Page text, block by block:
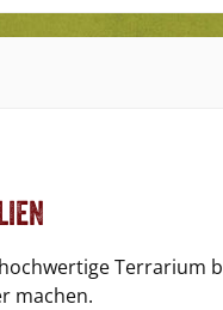
Terrarium
machen.